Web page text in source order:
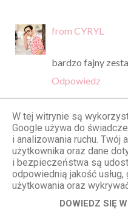
from CYRYL
bardzo fajny
Odpowiedz
agaatky
szminka świetnie
takie luźne jakby
bardziej
komponuje się
nowym roku :*
W tej witrynie są
Google używa do
i analizowania ruchu. Twój
użytkownika oraz dane
i bezpieczeństwa są
odpowiednią jakość
użytkowania oraz
DOWIEDZ SIĘ